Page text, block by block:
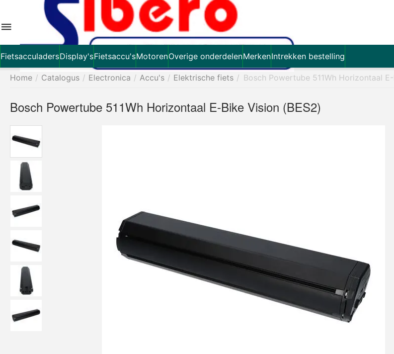
FietsacculadersDisplay'sFietsaccu'sMotorenOverige onderdelenMerkenIntrekken bestelling
Home / Catalogus / Electronica / Accu's / Elektrische fiets / Bosch Powertube 511Wh Horizontaal
Bosch Powertube 511Wh Horizontaal E-Bike Vision (BES2)